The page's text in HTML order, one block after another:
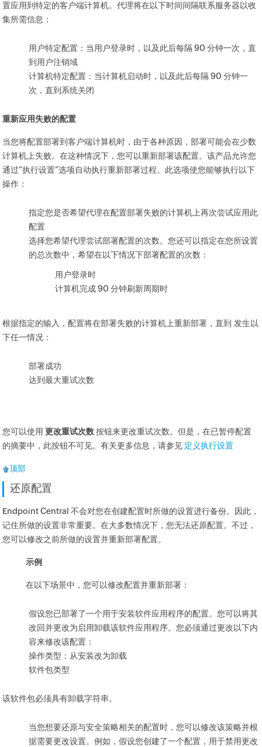
置应用到特定的客户端计算机。代理将在以下时间间隔联系服务器以收
集所需信息：
用户特定配置：当用户登录时，以及此后每隔 90 分钟一次，直
到用户注销域
计算机特定配置：当计算机启动时，以及此后每隔 90 分钟一
次，直到系统关闭
重新应用失败的配置
当您将配置部署到客户端计算机时，由于各种原因，部署可能会在少数
计算机上失败。在这种情况下，您可以重新部署该配置。该产品允许您
通过“执行设置”选项自动执行重新部署过程。此选项使您能够执行以下
操作：
指定您是否希望代理在配置部署失败的计算机上再次尝试应用此
配置
选择您希望代理尝试部署配置的次数。您还可以指定在您所设置
的总次数中，希望在以下情况下部署配置的次数：
用户登录时
计算机完成 90 分钟刷新周期时
根据指定的输入，配置将在部署失败的计算机上重新部署，直到 发生以
下任一情况：
部署成功
达到最大重试次数
您可以使用更改重试次数按钮来更改重试次数。但是，在已暂停配置
的摘要中，此按钮不可见。有关更多信息，请参见 定义执行设置
顶部
还原配置
Endpoint Central 不会对您在创建配置时所做的设置进行备份。因此，
记住所做的设置非常重要。在大多数情况下，您无法还原配置。不过，
您可以修改之前所做的设置并重新部署配置。
示例
在以下场景中，您可以修改配置并重新部署：
假设您已部署了一个用于安装软件应用程序的配置。您可以将其
改回并更改为启用卸载该软件应用程序。您必须通过更改以下内
容来修改该配置：
操作类型：从安装改为卸载
软件包类型
该软件包必须具有卸载字符串。
当您想要还原与安全策略相关的配置时，您可以修改该策略并根
据需要更改设置。例如，假设您创建了一个配置，用于禁用更改